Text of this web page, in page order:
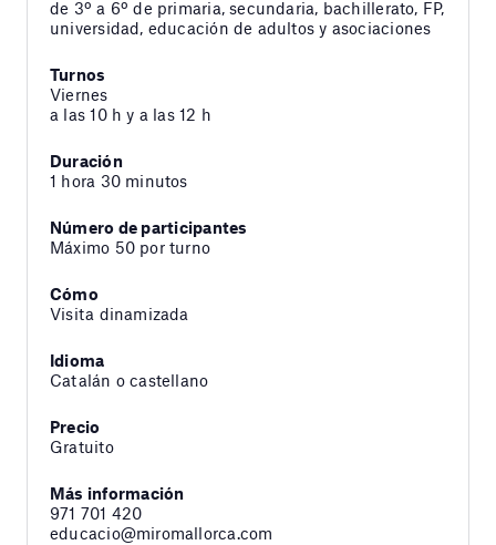
de 3º a 6º de primaria, secundaria, bachillerato, FP,
universidad, educación de adultos y asociaciones
Turnos
Viernes
a las 10 h y a las 12 h
Duración
1 hora 30 minutos
Número de participantes
Máximo 50 por turno
Cómo
Visita dinamizada
Idioma
Catalán o castellano
Precio
Gratuito
Más información
971 701 420
educacio@miromallorca.com